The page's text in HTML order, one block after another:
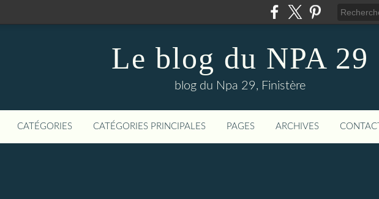
Le blog du NPA 29
blog du Npa 29, Finistère
CATÉGORIES CATÉGORIES PRINCIPALES PAGES ARCHIVES CONTACT